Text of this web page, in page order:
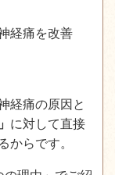
経痛を改善
経痛の原因と
に対して直接
からです。